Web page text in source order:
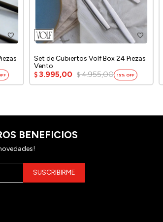
Set de Cubiertos Volf Box 24 Piezas
Vento
$ 3.995,00 $ 4.955,00 19
BENEFICIOS
SUSCRIBIRME